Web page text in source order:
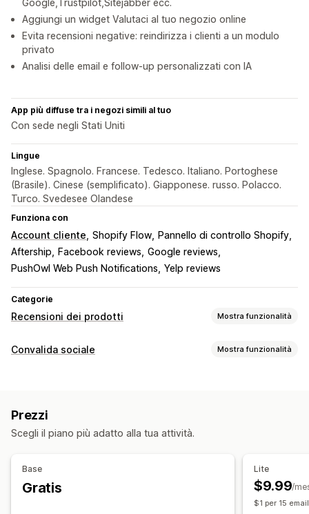
Google,Trustpilot,Sitejabber ecc.
Aggiungi un widget Valutaci al tuo negozio online
Evita recensioni negative: reindirizza i clienti a un modulo
privato
Analisi delle email e follow-up personalizzati con IA
App più diffuse tra i negozi simili al tuo
Con sede negli Stati Uniti
Lingue
Inglese. Spagnolo. Francese. Tedesco. Italiano. Portoghese
(Brasile). Cinese (semplificato). Giapponese. russo. Polacco.
Turco. Svedesee Olandese
Funziona con
Account cliente Shopify Flow
Pannello di controllo Shopify
Aftership
Facebook reviews Google reviews
PushOwl Web Push Notifications Yelp reviews
Categorie
Recensioni dei prodotti Mostra funzionalità
Opzioni di visualizzazione
Richieste tramite email
Codici QR
Automazioni Richieste personalizzate
Convalida sociale Mostra funzionalità
Prezzi
Scegli il piano più adatto alla tua attività.
Base
Gratis
Lite
$9.99/
$1 per 15